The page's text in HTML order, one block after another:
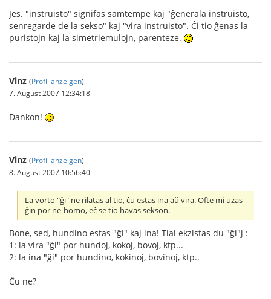
Jes. "instruisto" signifas samtempe kaj "ĝenerala instruisto,
senregarde de la sekso" kaj "vira instruisto". Ĉi tio ĝenas la
puristojn kaj la simetriemulojn, parenteze.
Vinz (Profil anzeigen)
7. August 2007 12:34:18
Dankon!
Vinz (Profil anzeigen)
8. August 2007 10:56:40
La vorto "ĝi" ne rilatas al tio, ĉu estas ina aŭ vira. Ofte mi uzas
ĝin por ne-homo, eĉ se tio havas sekson.
Bone, sed, hundino estas "ĝi" kaj ina! Tial ekzistas du "ĝi"j :
1: la vira "ĝi" por hundoj, kokoj, bovoj, ktp...
2: la ina "ĝi" por hundino, kokinoj, bovinoj, ktp..
Ĉu ne?